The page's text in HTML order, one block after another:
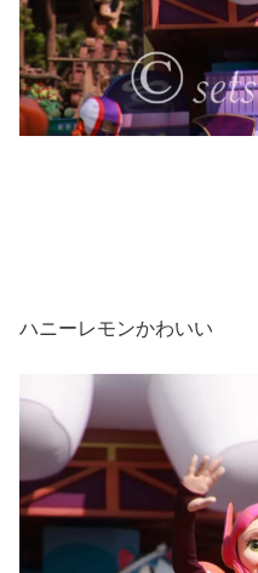
ハニーレモンかわいい